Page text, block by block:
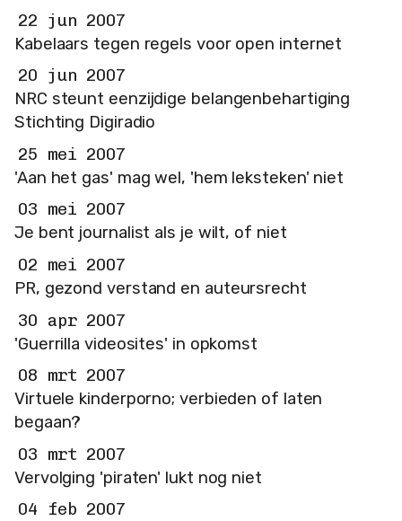
22 jun 2007
Kabelaars tegen regels voor open internet
20 jun 2007
NRC steunt eenzijdige belangenbehartiging
Stichting Digiradio
25 mei 2007
'Aan het gas' mag wel, 'hem leksteken' niet
03 mei 2007
Je bent journalist als je wilt, of niet
02 mei 2007
PR, gezond verstand en auteursrecht
30 apr 2007
'Guerrilla videosites' in opkomst
08 mrt 2007
Virtuele kinderporno; verbieden of laten
begaan?
03 mrt 2007
Vervolging 'piraten' lukt nog niet
04 feb 2007